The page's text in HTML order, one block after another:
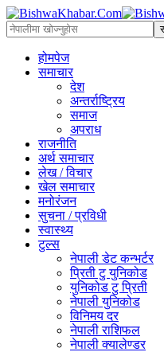
होमपेज
समाचार
देश
अन्तर्राष्ट्रिय
समाज
अपराध
राजनीति
अर्थ समाचार
लेख / विचार
खेल समाचार
मनोरंजन
सुचना / प्रविधी
स्वास्थ्य
टुल्स
नेपाली डेट कन्भर्टर
प्रिती टु युनिकोड
युनिकोड टु प्रिती
नेपाली युनिकोड
विनिमय दर
नेपाली राशिफल
नेपाली क्यालेण्डर